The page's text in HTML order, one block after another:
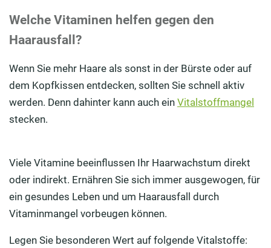
Welche Vitaminen helfen gegen den
Haarausfall?
Wenn Sie mehr Haare als sonst in der Bürste oder auf
dem Kopfkissen entdecken, sollten Sie schnell aktiv
werden. Denn dahinter kann auch ein Vitalstoffmangel
stecken.
Viele Vitamine beeinflussen Ihr Haarwachstum direkt
oder indirekt. Ernähren Sie sich immer ausgewogen, für
ein gesundes Leben und um Haarausfall durch
Vitaminmangel vorbeugen können.
Legen Sie besonderen Wert auf folgende Vitalstoffe: